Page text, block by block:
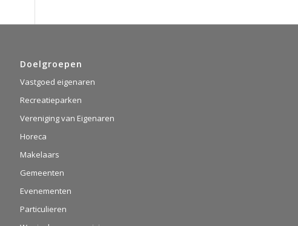
Doelgroepen
Vastgoed eigenaren
Recreatieparken
Vereniging van Eigenaren
Horeca
Makelaars
Gemeenten
Evenementen
Particulieren